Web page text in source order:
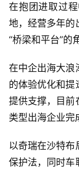
在抱团进取过
地，经营多年的
“桥梁和平台”的
在中企出海大浪
的体验优化和提
提供支撑，目前
类型出海企业完
以奇瑞在沙特布
保护法，同时车